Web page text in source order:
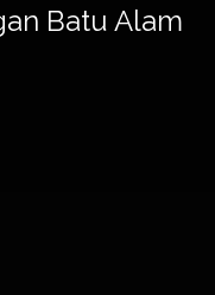
Batu Alam